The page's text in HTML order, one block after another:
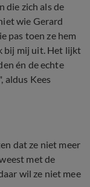
die zich als de
wie Gerard
pas toen ze hem
bij mij uit. Het lijkt
én de echte
aldus Kees
dat ze niet meer
met de
wil ze niet mee